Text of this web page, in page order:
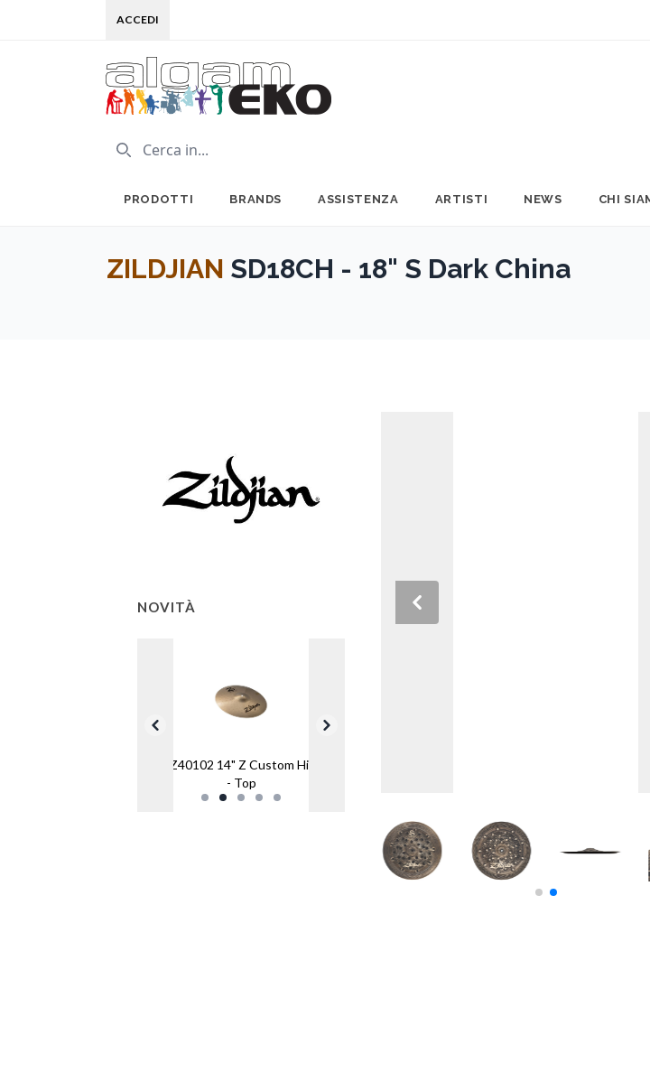
ACCEDI
PRODOTTI BRANDS ASSISTENZA ARTISTI NEWS CHI
ZILDJIAN SD18CH - 18" S Dark China
NOVITÀ
ZJ Z40102 14" Z Custom HiHat
- Top
Previous